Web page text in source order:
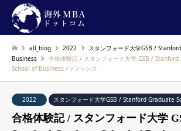
all_blog 2022
スタンフォード大学GSB /
Business
合格体験記 / スタンフォード大学 GSB /
School of Business /ラフランス
2022 スタンフォード大学GSB / Stanford Graduate
合格体験記 / スタンフォード大学